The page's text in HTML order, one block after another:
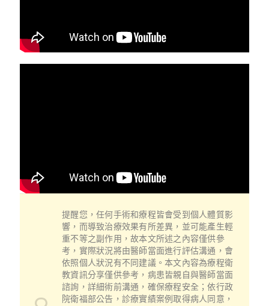
提醒您，任何手術和療程皆會受到個人體質影
響，而導致治療效果有所差異，並可能產生輕
重不等之副作用，故本文所述之內容僅供參
考，實際狀況將由醫師當面進行評估溝通，會
依照個人狀況有不同建議。本文內容為療程衛
教資訊分享僅供參考，病患皆親自與醫師當面
諮詢，詳細術前溝通，確保療程安全；依行政
院衛福部公告，診療實績案例取得病人同意，